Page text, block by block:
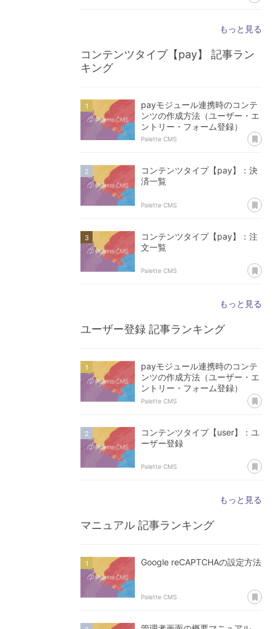
もっと見る
コンテンツタイプ【pay】
記事ラン
キング
payモジュール連携時のコンテ
ンツの作成方法（ユーザー・エ
ントリー・フォーム登録）
Palette CMS あ
コンテンツタイプ【pay】：決
済一覧
Palette CMS あ
コンテンツタイプ【pay】：注
文一覧
Palette CMS あ
もっと見る
ユーザー登録 記事ランキング
payモジュール連携時のコンテ
ンツの作成方法（ユーザー・エ
ントリー・フォーム登録）
Palette CMS あ
コンテンツタイプ【user】：ユ
ーザー登録
Palette CMS あ
もっと見る
マニュアル 記事ランキング
Google reCAPTCHAの設定方法
Palette CMS あ